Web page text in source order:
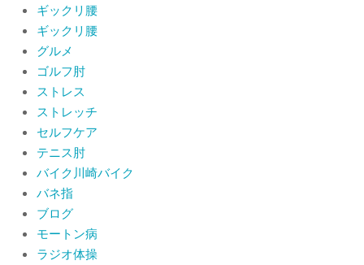
ギックリ腰
ギックリ腰
グルメ
ゴルフ肘
ストレス
ストレッチ
セルフケア
テニス肘
バイク川崎バイク
バネ指
ブログ
モートン病
ラジオ体操